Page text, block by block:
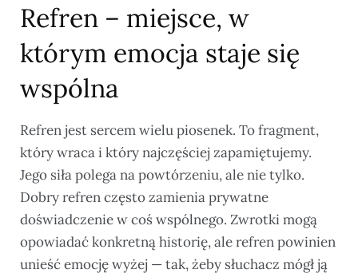
Refren – miejsce, w
którym emocja staje się
wspólna
Refren jest sercem wielu piosenek. To fragment,
który wraca i który najczęściej zapamiętujemy.
Jego siła polega na powtórzeniu, ale nie tylko.
Dobry refren często zamienia prywatne
doświadczenie w coś wspólnego. Zwrotki mogą
opowiadać konkretną historię, ale refren powinien
unieść emocję wyżej — tak, żeby słuchacz mógł ją